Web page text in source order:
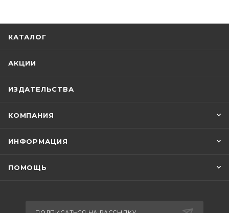
КАТАЛОГ
АКЦИИ
ИЗДАТЕЛЬСТВА
КОМПАНИЯ
ИНФОРМАЦИЯ
ПОМОЩЬ